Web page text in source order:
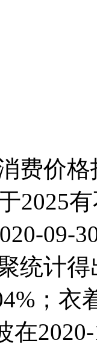
费价
2025
09-
统计得
；衣
在